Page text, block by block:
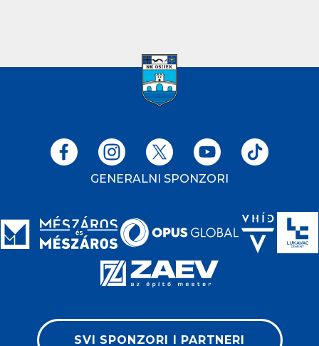
GENERALNI SPONZORI
SVI SPONZORI I PARTNERI